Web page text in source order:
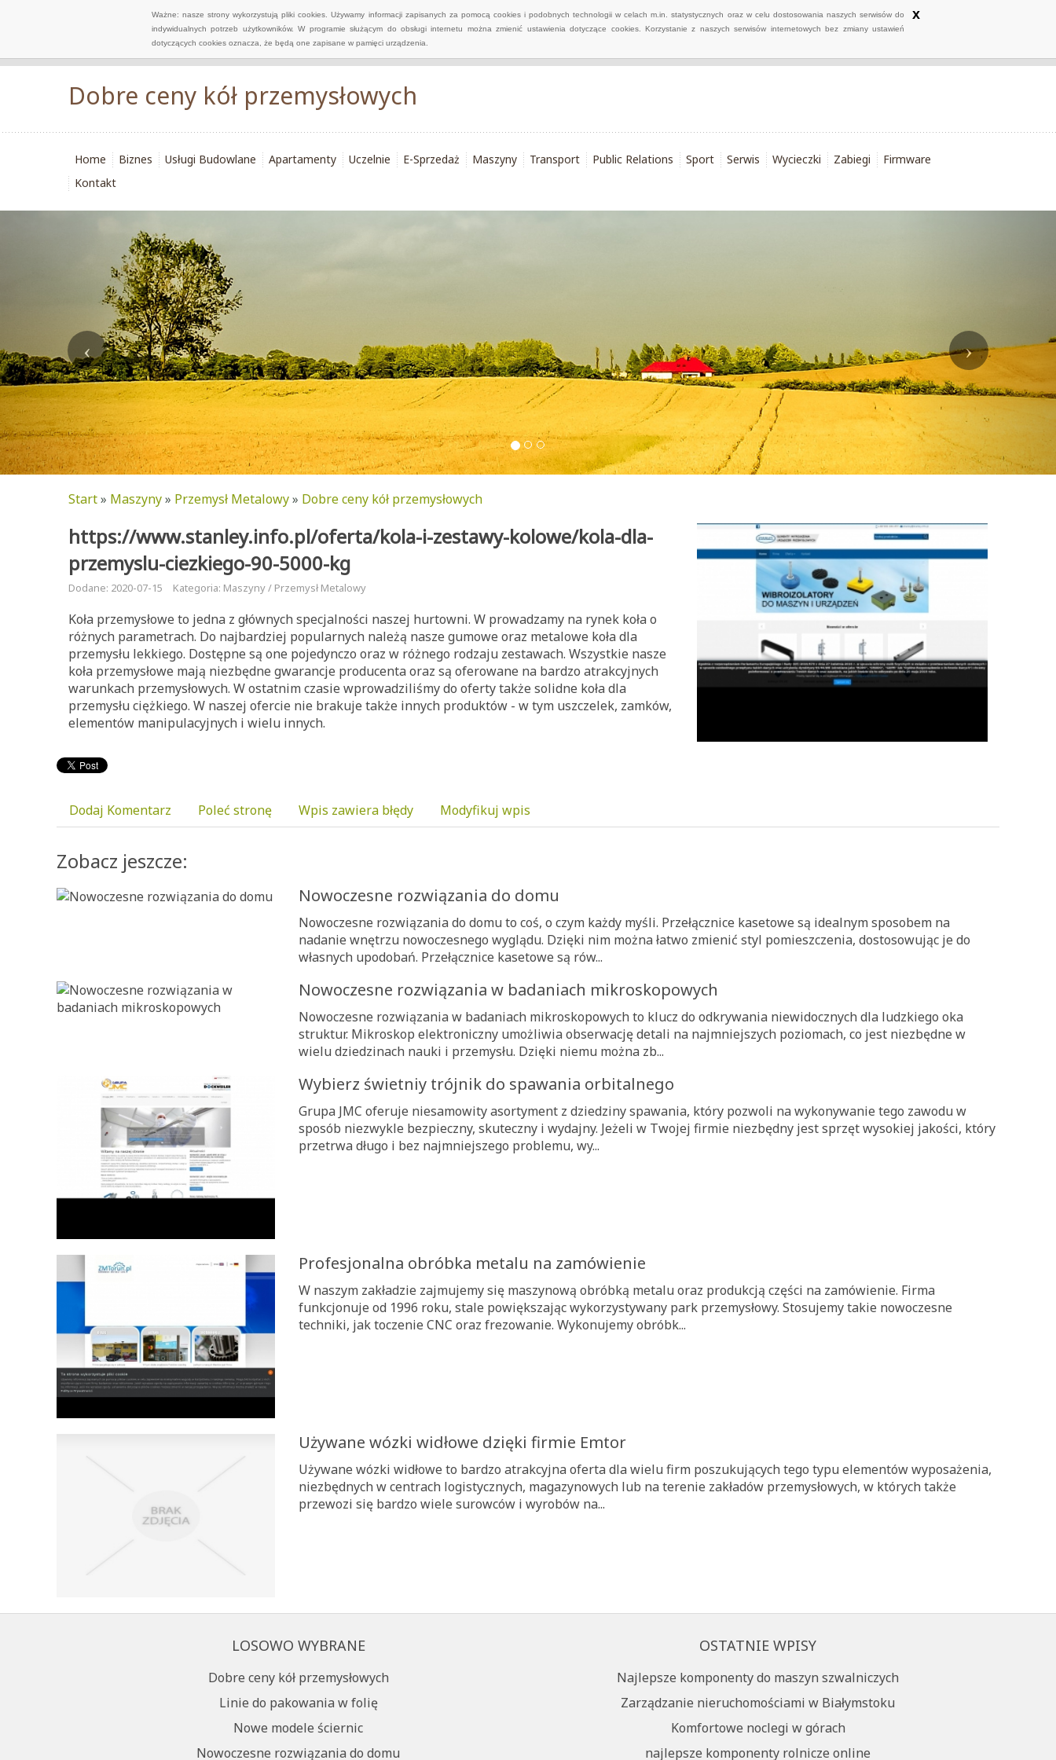
Ważne: nasze strony wykorzystują pliki cookies. Używamy informacji zapisanych za pomocą cookies i podobnych technologii w celach m.in. statystycznych oraz w celu dostosowania naszych serwisów do
indywidualnych potrzeb użytkowników. W programie służącym do obsługi internetu można zmienić ustawienia dotyczące cookies. Korzystanie z naszych serwisów internetowych bez zmiany ustawień
dotyczących cookies oznacza, że będą one zapisane w pamięci urządzenia.
x
Dobre ceny kół przemysłowych
Home Biznes Usługi Budowlane Apartamenty Uczelnie E-Sprzedaż Maszyny Transport Public Relations Sport Serwis Wycieczki Zabiegi
Firmware
Kontakt
Start» Maszyny» Przemysł Metalowy» Dobre ceny kół przemysłowych
https://www.stanley.info.pl/oferta/kola-i-zestawy-kolowe/kola-dla-
przemyslu-ciezkiego-90-5000-kg
Dodane: 2020-07-15 Kategoria: Maszyny / Przemysł Metalowy
Koła przemysłowe to jedna z głównych specjalności naszej hurtowni. W prowadzamy na rynek koła o
różnych parametrach. Do najbardziej popularnych należą nasze gumowe oraz metalowe koła dla
przemysłu lekkiego. Dostępne są one pojedynczo oraz w różnego rodzaju zestawach. Wszystkie nasze
koła przemysłowe mają niezbędne gwarancje producenta oraz są oferowane na bardzo atrakcyjnych
warunkach przemysłowych. W ostatnim czasie wprowadziliśmy do oferty także solidne koła dla
przemysłu ciężkiego. W naszej ofercie nie brakuje także innych produktów - w tym uszczelek, zamków,
elementów manipulacyjnych i wielu innych.
Dodaj Komentarz Poleć stronę Wpis zawiera błędy Modyfikuj wpis
Zobacz jeszcze:
Nowoczesne rozwiązania do domu
Nowoczesne rozwiązania do domu to coś, o czym każdy myśli. Przełącznice kasetowe są idealnym sposobem na
nadanie wnętrzu nowoczesnego wyglądu. Dzięki nim można łatwo zmienić styl pomieszczenia, dostosowując je do
własnych upodobań. Przełącznice kasetowe są rów...
Nowoczesne rozwiązania w badaniach mikroskopowych
Nowoczesne rozwiązania w badaniach mikroskopowych to klucz do odkrywania niewidocznych dla ludzkiego oka
struktur. Mikroskop elektroniczny umożliwia obserwację detali na najmniejszych poziomach, co jest niezbędne w
wielu dziedzinach nauki i przemysłu. Dzięki niemu można zb...
Wybierz świetniy trójnik do spawania orbitalnego
Grupa JMC oferuje niesamowity asortyment z dziedziny spawania, który pozwoli na wykonywanie tego zawodu w
sposób niezwykle bezpieczny, skuteczny i wydajny. Jeżeli w Twojej firmie niezbędny jest sprzęt wysokiej jakości, który
przetrwa długo i bez najmniejszego problemu, wy...
Profesjonalna obróbka metalu na zamówienie
W naszym zakładzie zajmujemy się maszynową obróbką metalu oraz produkcją części na zamówienie. Firma
funkcjonuje od 1996 roku, stale powiększając wykorzystywany park przemysłowy. Stosujemy takie nowoczesne
techniki, jak toczenie CNC oraz frezowanie. Wykonujemy obróbk...
Używane wózki widłowe dzięki firmie Emtor
Używane wózki widłowe to bardzo atrakcyjna oferta dla wielu firm poszukujących tego typu elementów wyposażenia,
niezbędnych w centrach logistycznych, magazynowych lub na terenie zakładów przemysłowych, w których także
przewozi się bardzo wiele surowców i wyrobów na...
LOSOWO WYBRANE
Dobre ceny kół przemysłowych
Linie do pakowania w folię
Nowe modele ściernic
Nowoczesne rozwiązania do domu
OSTATNIE WPISY
Najlepsze komponenty do maszyn szwalniczych
Zarządzanie nieruchomościami w Białymstoku
Komfortowe noclegi w górach
najlepsze komponenty rolnicze online